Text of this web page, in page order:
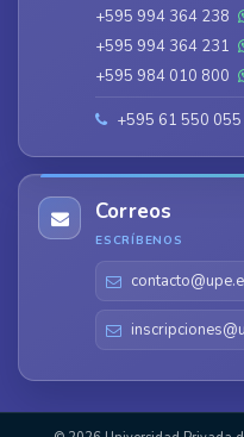
+595 994 364 238
+595 994 364 231
+595 984 010 800
+595 61 550 055
Correos
ESCRÍBENOS